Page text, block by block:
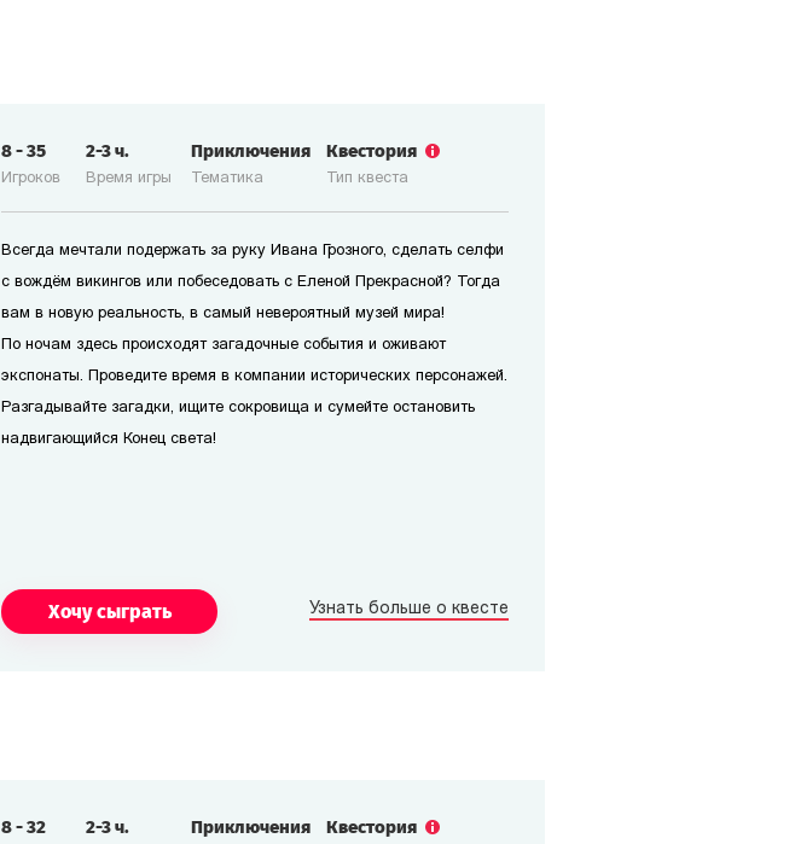
Игроков
8-35
Время игры
2-3ч.
Тематика
Приключения
Тип квеста
Квестория
Всегда мечтали подержать за руку Ивана Грозного, сделать селфи
с вождём викингов или побеседовать с Еленой Прекрасной? Тогда
вам в новую реальность, в самый невероятный музей мира!
По ночам здесь происходят загадочные события и оживают
экспонаты. Проведите время в компании исторических персонажей.
Разгадывайте загадки, ищите сокровища и сумейте остановить
надвигающийся Конец света!
Хочу сыграть Узнать больше о квесте
8-32 2-3ч. Приключения Квестория